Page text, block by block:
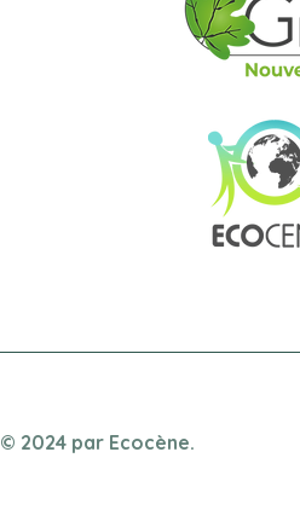
© 2024 par Ecocène.